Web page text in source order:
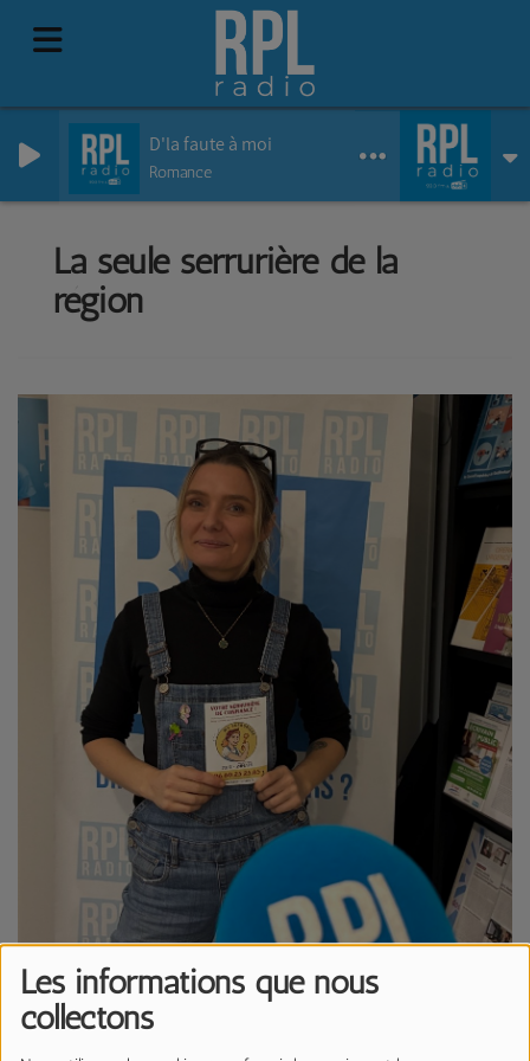
Les informations que nous
collectons
D'la faute à moi
Romance
La seule serrurière de la
région